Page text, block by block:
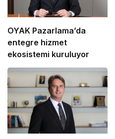
OYAK Pazarlama’da
entegre hizmet
ekosistemi kuruluyor